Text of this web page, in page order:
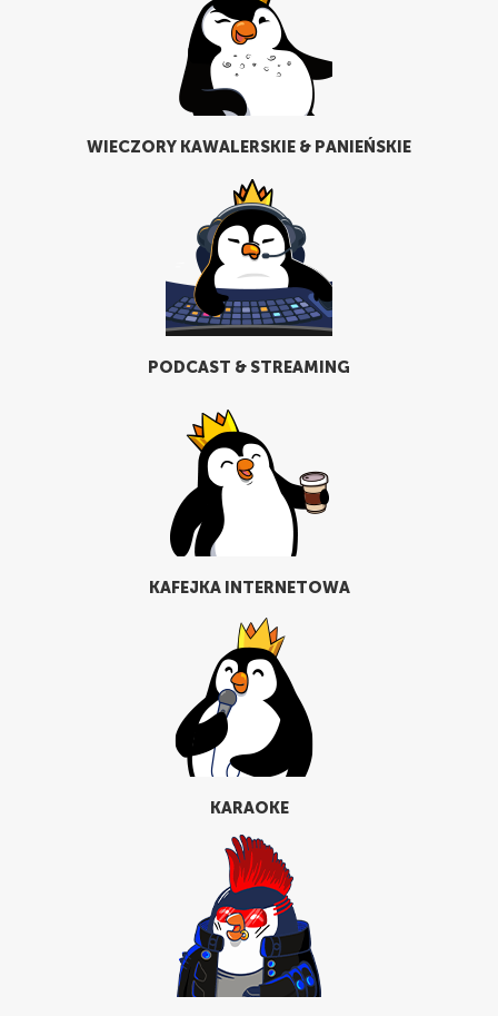
WIECZORY KAWALERSKIE & PANIEŃSKIE
PODCAST & STREAMING
KAFEJKA INTERNETOWA
KARAOKE